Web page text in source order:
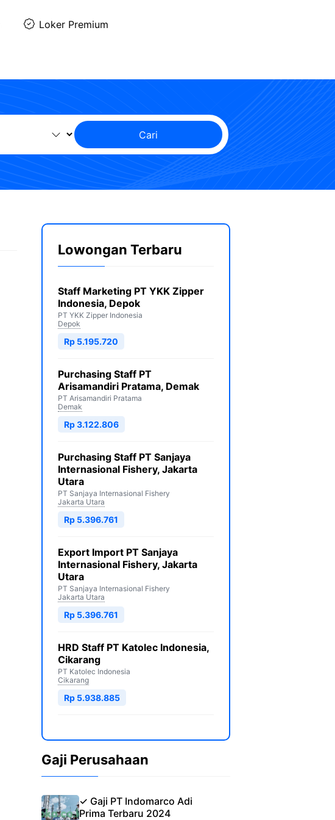
Loker Premium
Cari
Lowongan Terbaru
Staff Marketing PT YKK Zipper
Indonesia, Depok
PT YKK Zipper Indonesia
Depok
Rp 5.195.720
Purchasing Staff PT
Arisamandiri Pratama, Demak
PT Arisamandiri Pratama
Demak
Rp 3.122.806
Purchasing Staff PT Sanjaya
Internasional Fishery, Jakarta
Utara
PT Sanjaya Internasional Fishery
Jakarta Utara
Rp 5.396.761
Export Import PT Sanjaya
Internasional Fishery, Jakarta
Utara
PT Sanjaya Internasional Fishery
Jakarta Utara
Rp 5.396.761
HRD Staff PT Katolec Indonesia,
Cikarang
PT Katolec Indonesia
Cikarang
Rp 5.938.885
Gaji Perusahaan
✓ Gaji PT Indomarco Adi
Prima Terbaru 2024